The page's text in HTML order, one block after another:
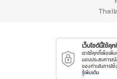
เว็บไซต์นี้ใช้คุก
เราใช้คุกกี้เพื่อเพิ่
มอบประสบการ
ของท่านในการใช้
รู้เพิ่มเติม